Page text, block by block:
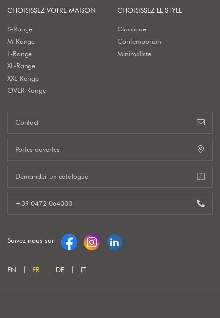
CHOISISSEZ VOTRE MAISON
S-Range
M-Range
L-Range
XL-Range
XXL-Range
OVER-Range
CHOISISSEZ LE STYLE
Classique
Contemporain
Minimaliste
Contact
Portes ouvertes
Demander un catalogue
+39 0472 064000
Suivez-nous sur
EN FR DE IT